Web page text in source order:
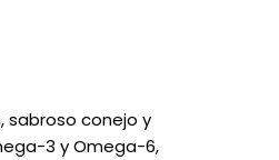
sabroso conejo y
3 y Omega-6,